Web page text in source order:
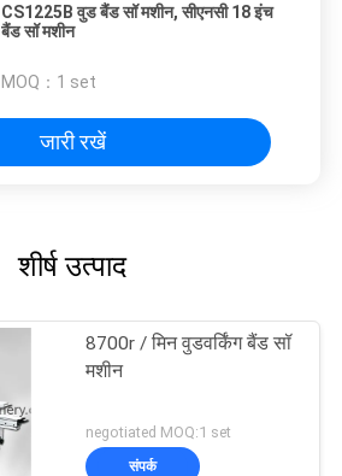
CS1225B वुड बैंड सॉ मशीन, सीएनसी 18 इंच
बैंड सॉ मशीन
MOQ： 1 set
जारी रखें
शीर्ष उत्पाद
8700r / मिन वुडवर्किंग बैंड सॉ
मशीन
negotiated MOQ:1 set
संपर्क